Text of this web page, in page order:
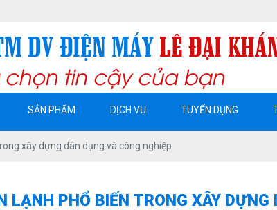
T BÌNH DƯƠNG
SẢN PHẨM DỊCH VỤ TUYỂN DỤNG
xây dựng dân dụng và công nghiệp
LẠNH PHỔ BIẾN TRONG XÂY DỰNG